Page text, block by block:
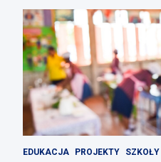
EDUKACJA PROJEKTY SZKOŁY